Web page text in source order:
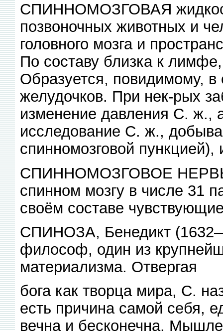
СПИННОМОЗГОВАЯ
позвоночных животных и
головного мозга и
По составу близка к
Образуется, повидимому, в
желудочков. При нек-рых
изменение давления С. ж.,
исследование С. ж.,
спинномозговой пункцией),
СПИННОМОЗГОВОЕ
спинном мозгу в числе 31
своём составе
СПИНОЗА, Бенедикт
философ, один из
материализма. Отвергая
бога как творца мира, С.
есть причина самой себя,
вечна и бесконечна.